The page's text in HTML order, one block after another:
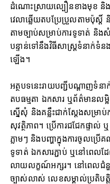
ដំណោះស្រាយល្បឿនខាងមុខ និ
វេលាឆ្លើយតបប្រែប្រួលតាមប៉ុស្
តាមច្បាប់សម្រាប់ការទូទាត់ និងសំ
បន្ទាន់ទៅនឹងវិធីសាស្ត្រទំនាក់ទំ
ឡើង។
អត្ថបទនេះរាយបញ្ជីបណ្តាញទំនា
តបធម្មតា ឯកសារ ឬព័ត៌មានលម្
ស្នើសុំ និងគន្លឹះជាក់ស្តែងសម្រា
សុវត្ថិភាព។ ប្រើការជជែកផ្ទាល់
ភ្លាមៗ និងបញ្ហាក្នុងការចូលប្រ
ទូទាត់ ឯកសារភ្ជាប់ ឬនៅពេលដ
លាយលក្ខណ៍អក្សរ។ នៅពេលជំនួយ
ច្បាស់លាស់ លេខសម្គាល់ប្រតិប